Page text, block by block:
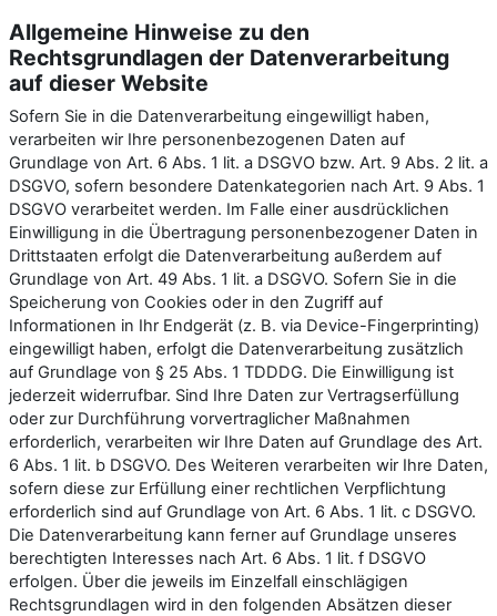
Allgemeine Hinweise zu den
Rechtsgrundlagen der Datenverarbeitung
auf dieser Website
Sofern Sie in die Datenverarbeitung eingewilligt haben,
verarbeiten wir Ihre personenbezogenen Daten auf
Grundlage von Art. 6 Abs. 1 lit. a DSGVO bzw. Art. 9 Abs. 2 lit. a
DSGVO, sofern besondere Datenkategorien nach Art. 9 Abs. 1
DSGVO verarbeitet werden. Im Falle einer ausdrücklichen
Einwilligung in die Übertragung personenbezogener Daten in
Drittstaaten erfolgt die Datenverarbeitung außerdem auf
Grundlage von Art. 49 Abs. 1 lit. a DSGVO. Sofern Sie in die
Speicherung von Cookies oder in den Zugriff auf
Informationen in Ihr Endgerät (z. B. via Device-Fingerprinting)
eingewilligt haben, erfolgt die Datenverarbeitung zusätzlich
auf Grundlage von § 25 Abs. 1 TDDDG. Die Einwilligung ist
jederzeit widerrufbar. Sind Ihre Daten zur Vertragserfüllung
oder zur Durchführung vorvertraglicher Maßnahmen
erforderlich, verarbeiten wir Ihre Daten auf Grundlage des Art.
6 Abs. 1 lit. b DSGVO. Des Weiteren verarbeiten wir Ihre Daten,
sofern diese zur Erfüllung einer rechtlichen Verpflichtung
erforderlich sind auf Grundlage von Art. 6 Abs. 1 lit. c DSGVO.
Die Datenverarbeitung kann ferner auf Grundlage unseres
berechtigten Interesses nach Art. 6 Abs. 1 lit. f DSGVO
erfolgen. Über die jeweils im Einzelfall einschlägigen
Rechtsgrundlagen wird in den folgenden Absätzen dieser